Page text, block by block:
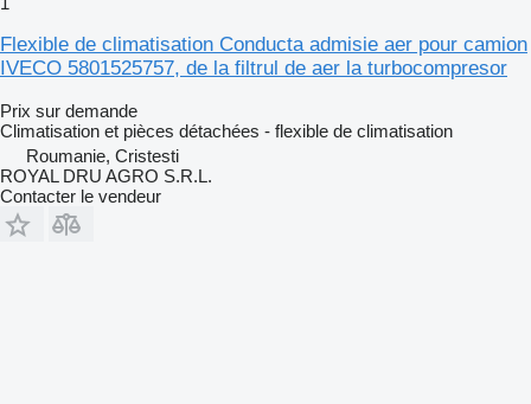
Flexible de climatisation Conducta admisie aer pour camion
IVECO 5801525757, de la filtrul de aer la turbocompresor
Prix sur demande
Climatisation et pièces détachées - flexible de climatisation
Roumanie, Cristesti
ROYAL DRU AGRO S.R.L.
Contacter le vendeur